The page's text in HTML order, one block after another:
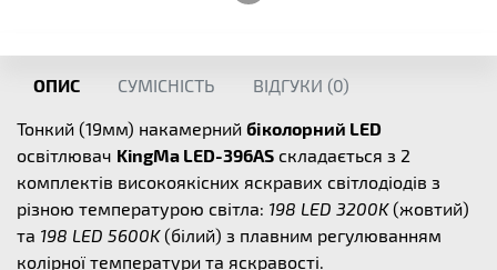
ОПИС СУМІСНІСТЬ ВІДГУКИ (0)
Тонкий (19мм) накамерний біколорний LED
освітлювач KingMa LED-396AS складається з 2
комплектів високоякісних яскравих світлодіодів з
різною температурою світла: 198 LED 3200K(жовтий)
та 198 LED 5600K(білий) з плавним регулюванням
колірної температури та яскравості.